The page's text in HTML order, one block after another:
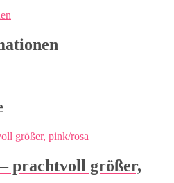
prachtvoll größer,